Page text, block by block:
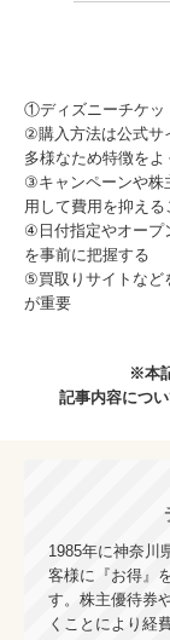
①ディズニーチケッ
②購入方法は公式サ
多様なため特徴を
③キャンペーンや株
用して費用を抑える
④日付指定やオープ
を事前に把握する
⑤買取りサイトなど
が重要
※本
記事内容につ
1985年に神奈川
客様に『お得』
す。株主優待券
くことにより経